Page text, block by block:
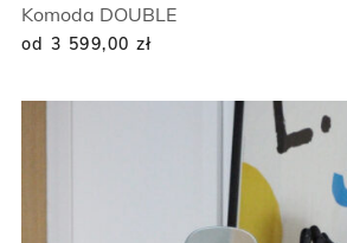
Komoda DOUBLE
od 3 599,00 zł